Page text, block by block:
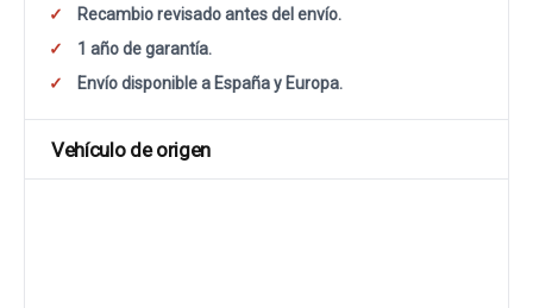
Recambio revisado antes del envío.
1 año de garantía.
Envío disponible a España y Europa.
Vehículo de origen